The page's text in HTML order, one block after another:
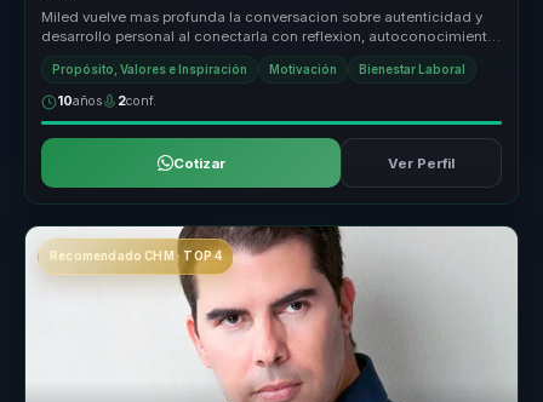
Miled vuelve mas profunda la conversacion sobre autenticidad y
desarrollo personal al conectarla con reflexion, autoconocimiento
y vincul...
Propósito, Valores e Inspiración Motivación Bienestar Laboral
10años 2conf.
Cotizar Ver Perfil
Recomendado CHM · TOP 4